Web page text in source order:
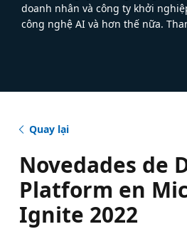
doanh nhân và công ty khởi
công nghệ AI và hơn thế nữa.
Quay lại
Novedades de
Platform en
Ignite 2022